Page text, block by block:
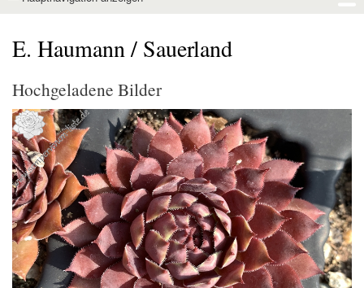
E. Haumann / Sauerland
Hochgeladene Bilder